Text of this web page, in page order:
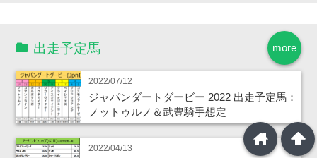
more
出走予定馬
2022/07/12
ジャパンダートダービー 2022 出走予定馬：
ノットゥルノ＆武豊騎手想定
2022/04/13 arrowup
home